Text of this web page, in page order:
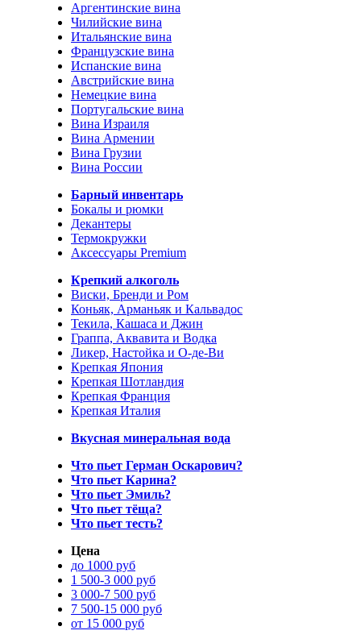
Аргентинские вина
Чилийские вина
Итальянские вина
Французские вина
Испанские вина
Австрийские вина
Немецкие вина
Португальские вина
Вина Израиля
Вина Армении
Вина Грузии
Вина России
Барный инвентарь
Бокалы и рюмки
Декантеры
Термокружки
Аксессуары Premium
Крепкий алкоголь
Виски, Бренди и Ром
Коньяк, Арманьяк и Кальвадос
Текила, Кашаса и Джин
Граппа, Аквавита и Водка
Ликер, Настойка и О-де-Ви
Крепкая Япония
Крепкая Шотландия
Крепкая Франция
Крепкая Италия
Вкусная минеральная вода
Что пьет Герман Оскарович?
Что пьет Карина?
Что пьет Эмиль?
Что пьет тёща?
Что пьет тесть?
Цена
до 1000 руб
1 500-3 000 руб
3 000-7 500 руб
7 500-15 000 руб
от 15 000 руб